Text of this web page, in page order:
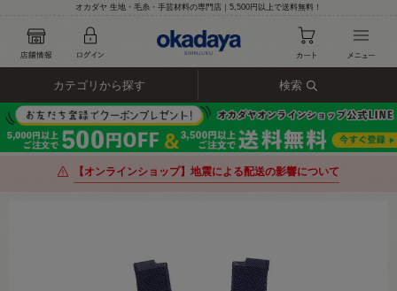
オカダヤ 生地・毛糸・手芸材料の専門店｜5,500円以上で送料無料！
カテゴリから探す 検索
【オンラインショップ】地震による配送の影響について